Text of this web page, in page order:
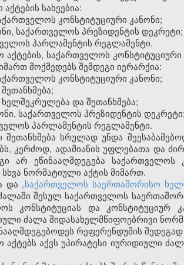
სახეებია:
კონსტიტუციური კანონი;
საქართველოს პრეზიდენტის დეკრეტი;
პარლამენტის რეგლამენტი.
საქართველოს
მოქმედებს შემდეგი იერარქია:
კონსტიტუციური კანონი;
და შეთანხმება;
საქართველოს პრეზიდენტის დეკრეტი;
პარლამენტის რეგლამენტი.
შეთანხმება სრულად უნდა
კერძოდ, ადამიანის უფლებათა და
არ ეწინააღმდეგება საქართველოს
ნორმატიული აქტის მიმართ.
და„საქართველოს საერთაშორისო
შესულ საქართველოს
კონსტიტუციას და კონსტიტუციურ
ძალა შიდასახელმწიფოებრივი
რეფერენდუმის
აქვს უპირატესი იურიდიული